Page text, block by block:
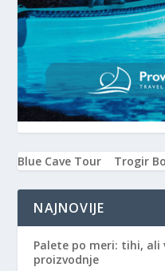
Blue Cave Tour Trogir
NAJNOVIJE
Palete po meri: tihi, ali
proizvodnje